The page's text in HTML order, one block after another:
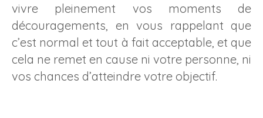
vivre pleinement vos moments de
découragements, en vous rappelant que
c’est normal et tout à fait acceptable, et que
cela ne remet en cause ni votre personne, ni
vos chances d’atteindre votre objectif.